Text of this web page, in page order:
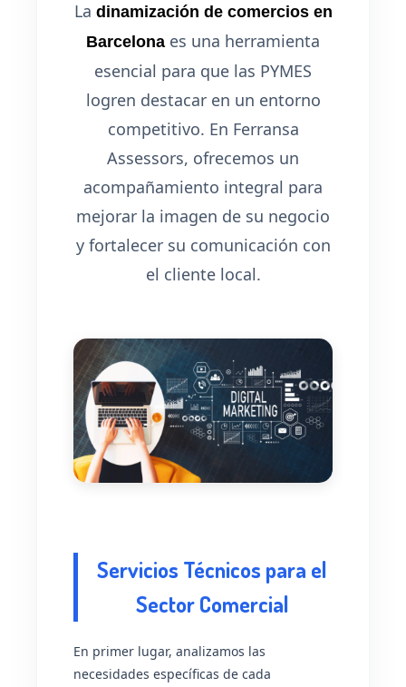
La dinamización de comercios en
Barcelona es una herramienta
esencial para que las PYMES
logren destacar en un entorno
competitivo. En Ferransa
Assessors, ofrecemos un
acompañamiento integral para
mejorar la imagen de su negocio
y fortalecer su comunicación con
el cliente local.
Servicios Técnicos para el
Sector Comercial
En primer lugar, analizamos las
necesidades específicas de cada